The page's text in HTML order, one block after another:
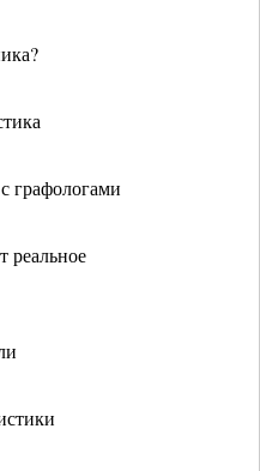
графологами
реальное